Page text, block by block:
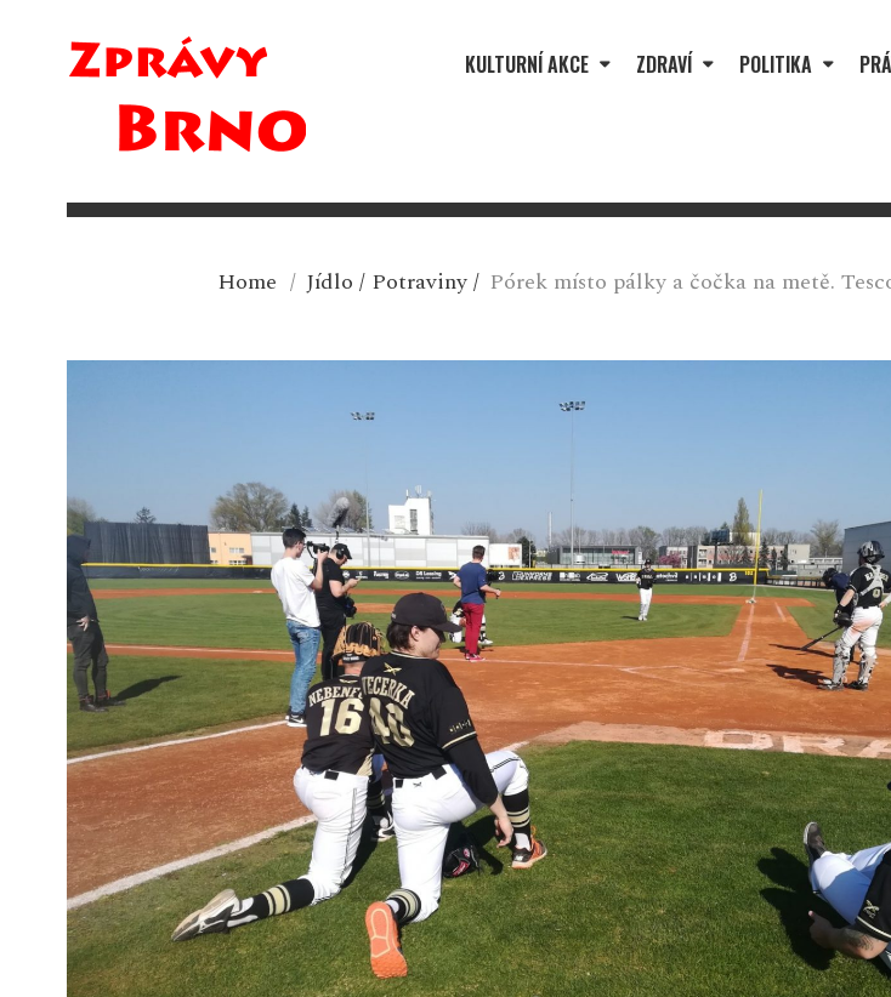
KULTURNÍ AKCE ZDRAVÍ POLITIKA
Home / Jídlo / Potraviny/ Pórek místo pálky a čočka na metě.